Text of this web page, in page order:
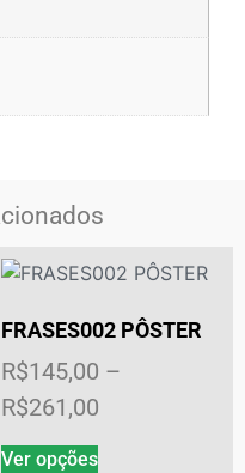
FRASES002 PÔSTER
R$145,00 –
R$261,00
Ver opções